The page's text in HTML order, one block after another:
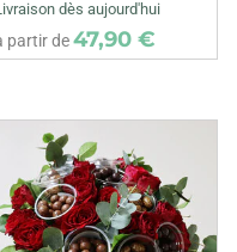
dès aujourd'hui
partir de47,90 €